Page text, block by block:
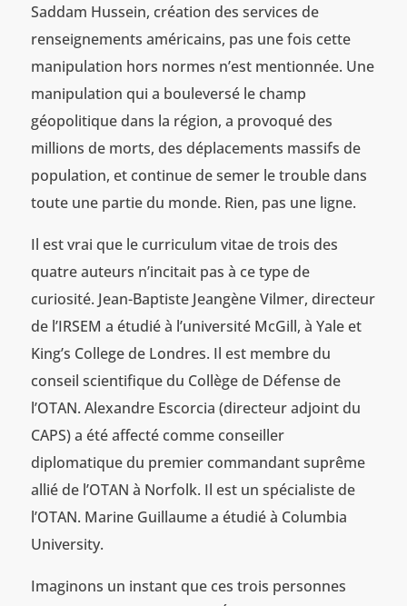
Saddam Hussein, création des services de
renseignements américains, pas une fois cette
manipulation hors normes n’est mentionnée. Une
manipulation qui a bouleversé le champ
géopolitique dans la région, a provoqué des
millions de morts, des déplacements massifs de
population, et continue de semer le trouble dans
toute une partie du monde. Rien, pas une ligne.
Il est vrai que le curriculum vitae de trois des
quatre auteurs n’incitait pas à ce type de
curiosité. Jean-Baptiste Jeangène Vilmer, directeur
de l’IRSEM a étudié à l’université McGill, à Yale et
King’s College de Londres. Il est membre du
conseil scientifique du Collège de Défense de
l’OTAN. Alexandre Escorcia (directeur adjoint du
CAPS) a été affecté comme conseiller
diplomatique du premier commandant suprême
allié de l’OTAN à Norfolk. Il est un spécialiste de
l’OTAN. Marine Guillaume a étudié à Columbia
University.
Imaginons un instant que ces trois personnes